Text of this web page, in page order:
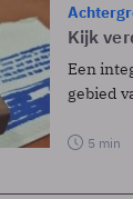
Kijk
Een
gebied
5 min